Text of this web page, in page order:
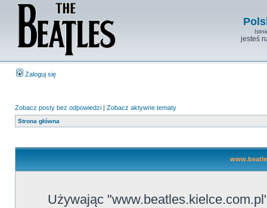
jesteś
Zaloguj się
Zobacz posty bez odpowiedzi | Zobacz aktywne tematy
Strona główna
Używając